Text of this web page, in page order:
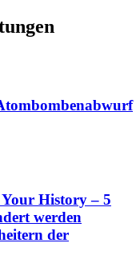
History – 5
werden
der